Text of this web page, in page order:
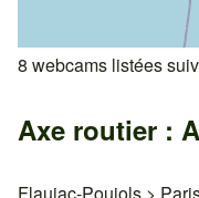
8 webcams listées
Axe routier :